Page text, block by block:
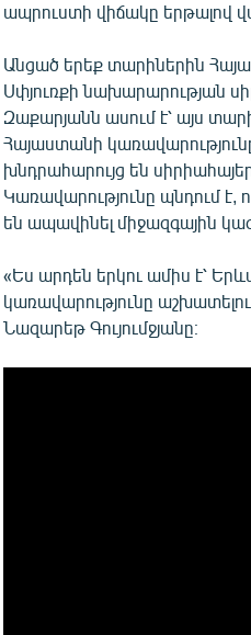
ապրուստի վիճակը երթալով
Անցած երեք տարիներին
Սփյուռքի նախարարության
Զաքարյանն ասում է՝ այս
Հայաստանի
խնդրահարույց են
Կառավարությունը պնդում է,
են ապավինել միջազգային
«Ես արդեն երկու ամիս է՝
կառավարությունը
Նազարեթ Գույումջյանը։